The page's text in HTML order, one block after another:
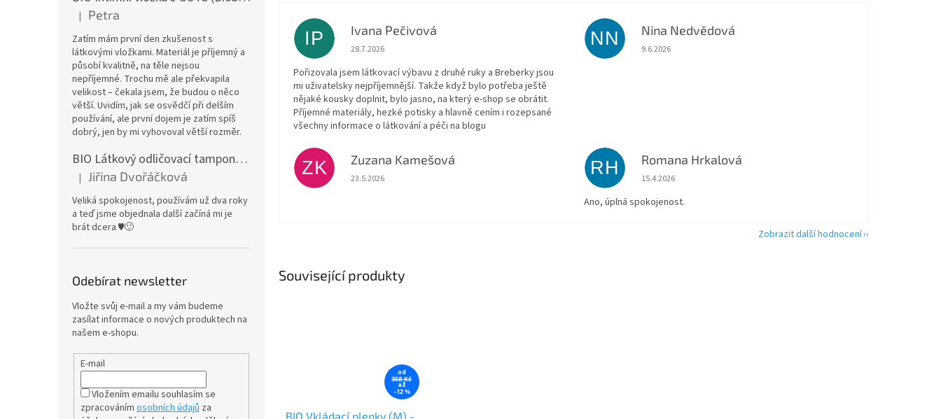
Hodnocení produktu je 5 z 5 hvězdiček.
| Petra
Zatím mám první den zkušenost s
látkovými vložkami. Materiál je příjemný a
působí kvalitně, na těle nejsou
nepříjemné. Trochu mě ale překvapila
velikost – čekala jsem, že budou o něco
větší. Uvidím, jak se osvědčí při delším
používání, ale první dojem je zatím spíš
dobrý, jen by mi vyhovoval větší rozměr.
BIO Látkový odličovací tamponek: Barevné bambusovo-biobavlněné froté
Hodnocení produktu je 5 z 5 hvězdiček.
| Jiřina Dvořáčková
Veliká spokojenost, používám už dva roky
a teď jsme objednala další začíná mi je
brát dcera ♥️🙂
Odebírat newsletter
Vložte svůj e-mail a my vám budeme
zasílat informace o nových produktech na
našem e-shopu.
E-mail
Vložením emailu souhlasím se
zpracováním osobních údajů za
Související produkty
od
358 Kč
až
–12 %
BIO Vkládací plenky (M) -
IP Ivana Pečivová
Hodnocení obchodu je 5 z 5 hvězdiček.
28.7.2026
Pořizovala jsem látkovací výbavu z druhé ruky a Breberky jsou
mi uživatelsky nejpříjemnější. Takže když bylo potřeba ještě
nějaké kousky doplnit, bylo jasno, na který e-shop se obrátit.
Příjemné materiály, hezké potisky a hlavně cením i rozepsané
všechny informace o látkování a péči na blogu
NN Nina Nedvědová
Hodnocení obchodu je 5 z 5 hvězdiček.
9.6.2026
ZK Zuzana Kamešová
Hodnocení obchodu je 5 z 5 hvězdiček.
23.5.2026
RH Romana Hrkalová
Hodnocení obchodu je 5 z 5 hvězdiček.
15.4.2026
Ano, úplná spokojenost.
Zobrazit další hodnocení